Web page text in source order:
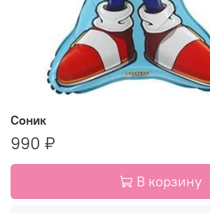
Соник
990 ₽
В корзину